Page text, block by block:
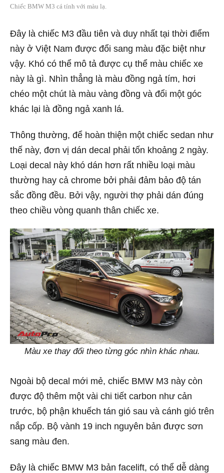
Chiếc BMW M3 cá tính với màu lạ.
Đây là chiếc M3 đầu tiên và duy nhất tại thời điểm
này ở Việt Nam được đổi sang màu đặc biệt như
vậy. Khó có thể mô tả được cụ thể màu chiếc xe
này là gì. Nhìn thẳng là màu đồng ngả tím, hơi
chéo một chút là màu vàng đồng và đổi một góc
khác lại là đồng ngả xanh lá.
Thông thường, để hoàn thiện một chiếc sedan như
thế này, đơn vị dán decal phải tốn khoảng 2 ngày.
Loại decal này khó dán hơn rất nhiều loại màu
thường hay cả chrome bởi phải đảm bảo độ tán
sắc đồng đều. Bởi vậy, người thợ phải dán đúng
theo chiều vòng quanh thân chiếc xe.
Màu xe thay đổi theo từng góc nhìn khác nhau.
Ngoài bộ decal mới mẻ, chiếc BMW M3 này còn
được độ thêm một vài chi tiết carbon như cản
trước, bộ phận khuếch tán gió sau và cánh gió trên
nắp cốp. Bộ vành 19 inch nguyên bản được sơn
sang màu đen.
Đây là chiếc BMW M3 bản facelift, có thể dễ dàng